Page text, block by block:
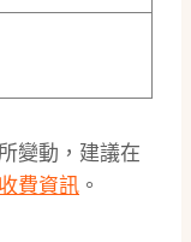
變動，建議在
費資訊 。